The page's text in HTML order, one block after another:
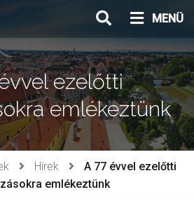
MENÜ
ezelőtti
emlékeztünk
Hírek
A 77 évvel ezelőtti
emlékeztünk